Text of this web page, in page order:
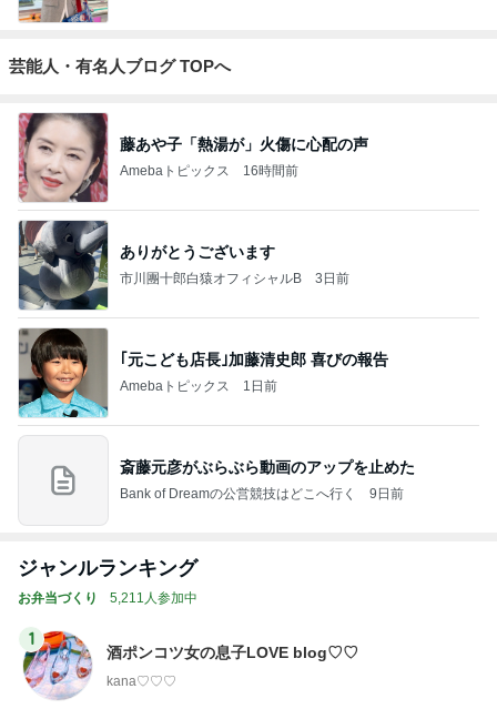
芸能人・有名人ブログ TOPへ
藤あや子「熱湯が」火傷に心配の声
Amebaトピックス 16時間前
ありがとうございます
市川團十郎白猿オフィシャルB 3日前
｢元こども店長｣加藤清史郎 喜びの報告
Amebaトピックス 1日前
斎藤元彦がぶらぶら動画のアップを止めた
Bank of Dreamの公営競技はどこへ行く 9日前
ジャンルランキング
お弁当づくり 5,211人参加中
1
酒ポンコツ女の息子LOVE blog♡♡
kana♡♡♡